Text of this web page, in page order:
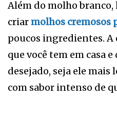
Além do molho branco,
criarmolhos cremosos
poucos ingredientes. A
que você tem em casa
desejado, seja ele mais
com sabor intenso de